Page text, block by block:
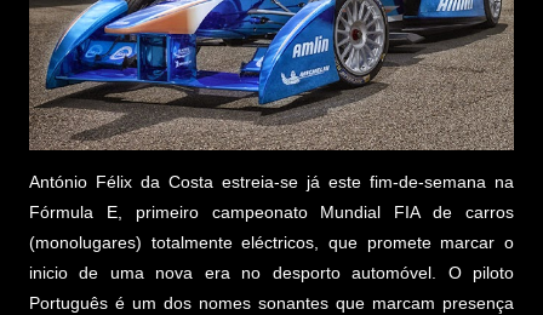
António Félix da Costa estreia-se já este fim-de-semana na
Fórmula E, primeiro campeonato Mundial FIA de carros
(monolugares) totalmente eléctricos, que promete marcar o
inicio de uma nova era no desporto automóvel. O piloto
Português é um dos nomes sonantes que marcam presença